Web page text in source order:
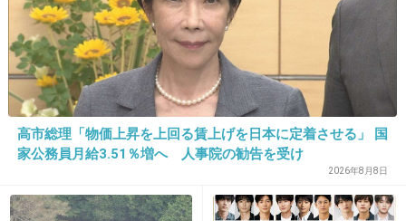
オーバーヒートして死ね」で炎上。
girlschannel.net
大島優子の『熱狂して』発言をコラムニストが批判。「死ぬまで自分に熱
狂してろ。オーバーヒートして死ね」で炎上。 彼の「死ぬまで自分に熱狂
してろ」発言については、AKB48ファンによるサイトでも話題になってお
り「人に軽々しく死ねとか言うのも許せないけど、相...
+65 -78
15. 匿名2014/06/24(火) 12:42:22
高市総理「物価上昇を上回る賃上げを日本に定着させる」 国
家公務員月給3.51％増へ 人事院の勧告を受け
2026年8月8日